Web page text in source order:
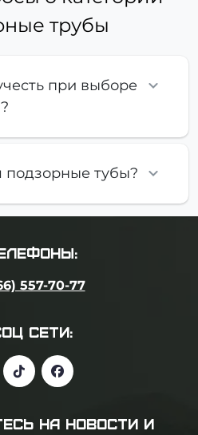
трубы
при выборе
подзорные тубы?
557-70-77
СЕТИ:
НА НОВОСТИ И